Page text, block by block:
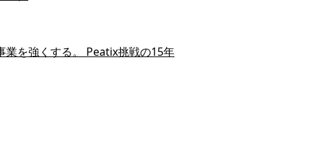
業を強くする。 Peatix挑戦の15年